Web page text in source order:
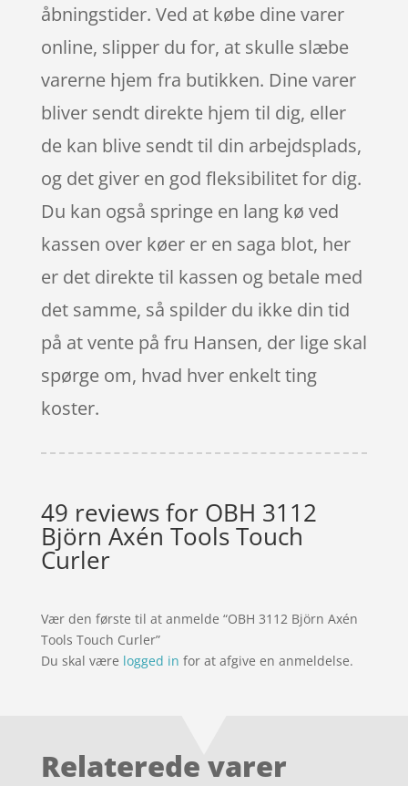
åbningstider. Ved at købe dine varer
online, slipper du for, at skulle slæbe
varerne hjem fra butikken. Dine varer
bliver sendt direkte hjem til dig, eller
de kan blive sendt til din arbejdsplads,
og det giver en god fleksibilitet for dig.
Du kan også springe en lang kø ved
kassen over køer er en saga blot, her
er det direkte til kassen og betale med
det samme, så spilder du ikke din tid
på at vente på fru Hansen, der lige skal
spørge om, hvad hver enkelt ting
koster.
49 reviews for OBH 3112
Björn Axén Tools Touch
Curler
Vær den første til at anmelde “OBH 3112 Björn Axén
Tools Touch Curler”
Du skal være logged in for at afgive en anmeldelse.
Relaterede varer